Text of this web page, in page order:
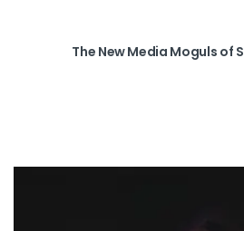
The New Media Moguls of